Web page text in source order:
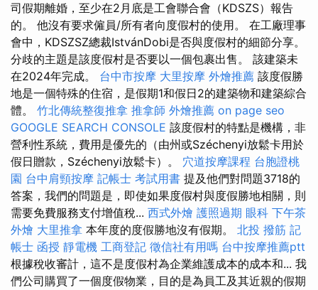
司假期離婚，至少在2月底是工會聯合會（KDSZS）報告
的。 他沒有要求僱員/所有者向度假村的使用。 在工廠理事
會中，KDSZSZ總裁IstvánDobi是否與度假村的細節分享。
分歧的主題是該度假村是否要以一個包裹出售。 該建築未
在2024年完成。 台中市按摩 大里按摩 外燴推薦 該度假勝
地是一個特殊的住宿，是假期1和假日2的建築物和建築綜合
體。 竹北傳統整復推拿 推拿師 外燴推薦 on page seo
GOOGLE SEARCH CONSOLE 該度假村的特點是機構，非
營利性系統，費用是優先的（由州或Széchenyi放鬆卡用於
假日贈款，Széchenyi放鬆卡）。 穴道按摩課程 台胞證桃
園 台中肩頸按摩 記帳士 考試用書 提及他們對問題3718的
答案，我們的問題是，即使如果度假村與度假勝地相關，則
需要免費服務支付增值稅... 西式外燴 護照過期 眼科 下午茶
外燴 大里推拿 本年度的度假勝地沒有假期。 北投 撥筋 記
帳士 函授 靜電機 工商登記 徵信社有用嗎 台中按摩推薦ptt
根據稅收審計，這不是度假村為企業維護成本的成本和... 我
們公司購買了一個度假物業，目的是為員工及其近親的假期